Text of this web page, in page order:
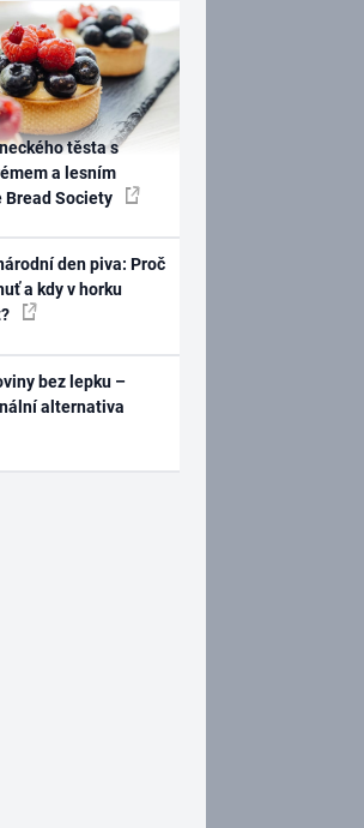
těsta s
a lesním
Bread Society
den piva: Proč
a kdy v horku
bez lepku –
alternativa